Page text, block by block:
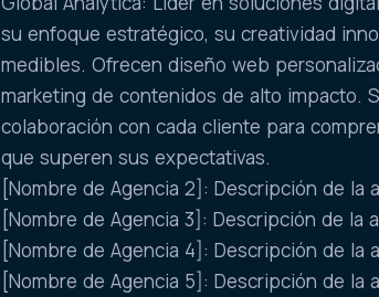
su enfoque estratégico, su creatividad
medibles. Ofrecen diseño web
marketing de contenidos de alto impacto.
colaboración con cada cliente para
que superen sus expectativas.
[Nombre de Agencia 2]: Descripción de la
[Nombre de Agencia 3]: Descripción de la
[Nombre de Agencia 4]: Descripción de la
[Nombre de Agencia 5]: Descripción de la